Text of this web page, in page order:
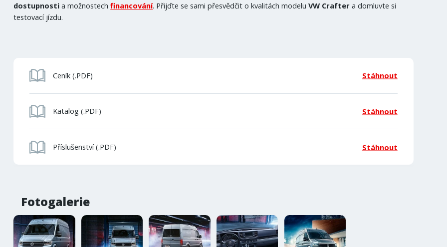
dostupnosti a možnostechfinancování. Přijďte se sami přesvědčit o kvalitách modeluVW Crafter a domluvte si
testovací jízdu.
Ceník (.PDF) Stáhnout
Katalog (.PDF) Stáhnout
Příslušenství (.PDF) Stáhnout
Fotogalerie